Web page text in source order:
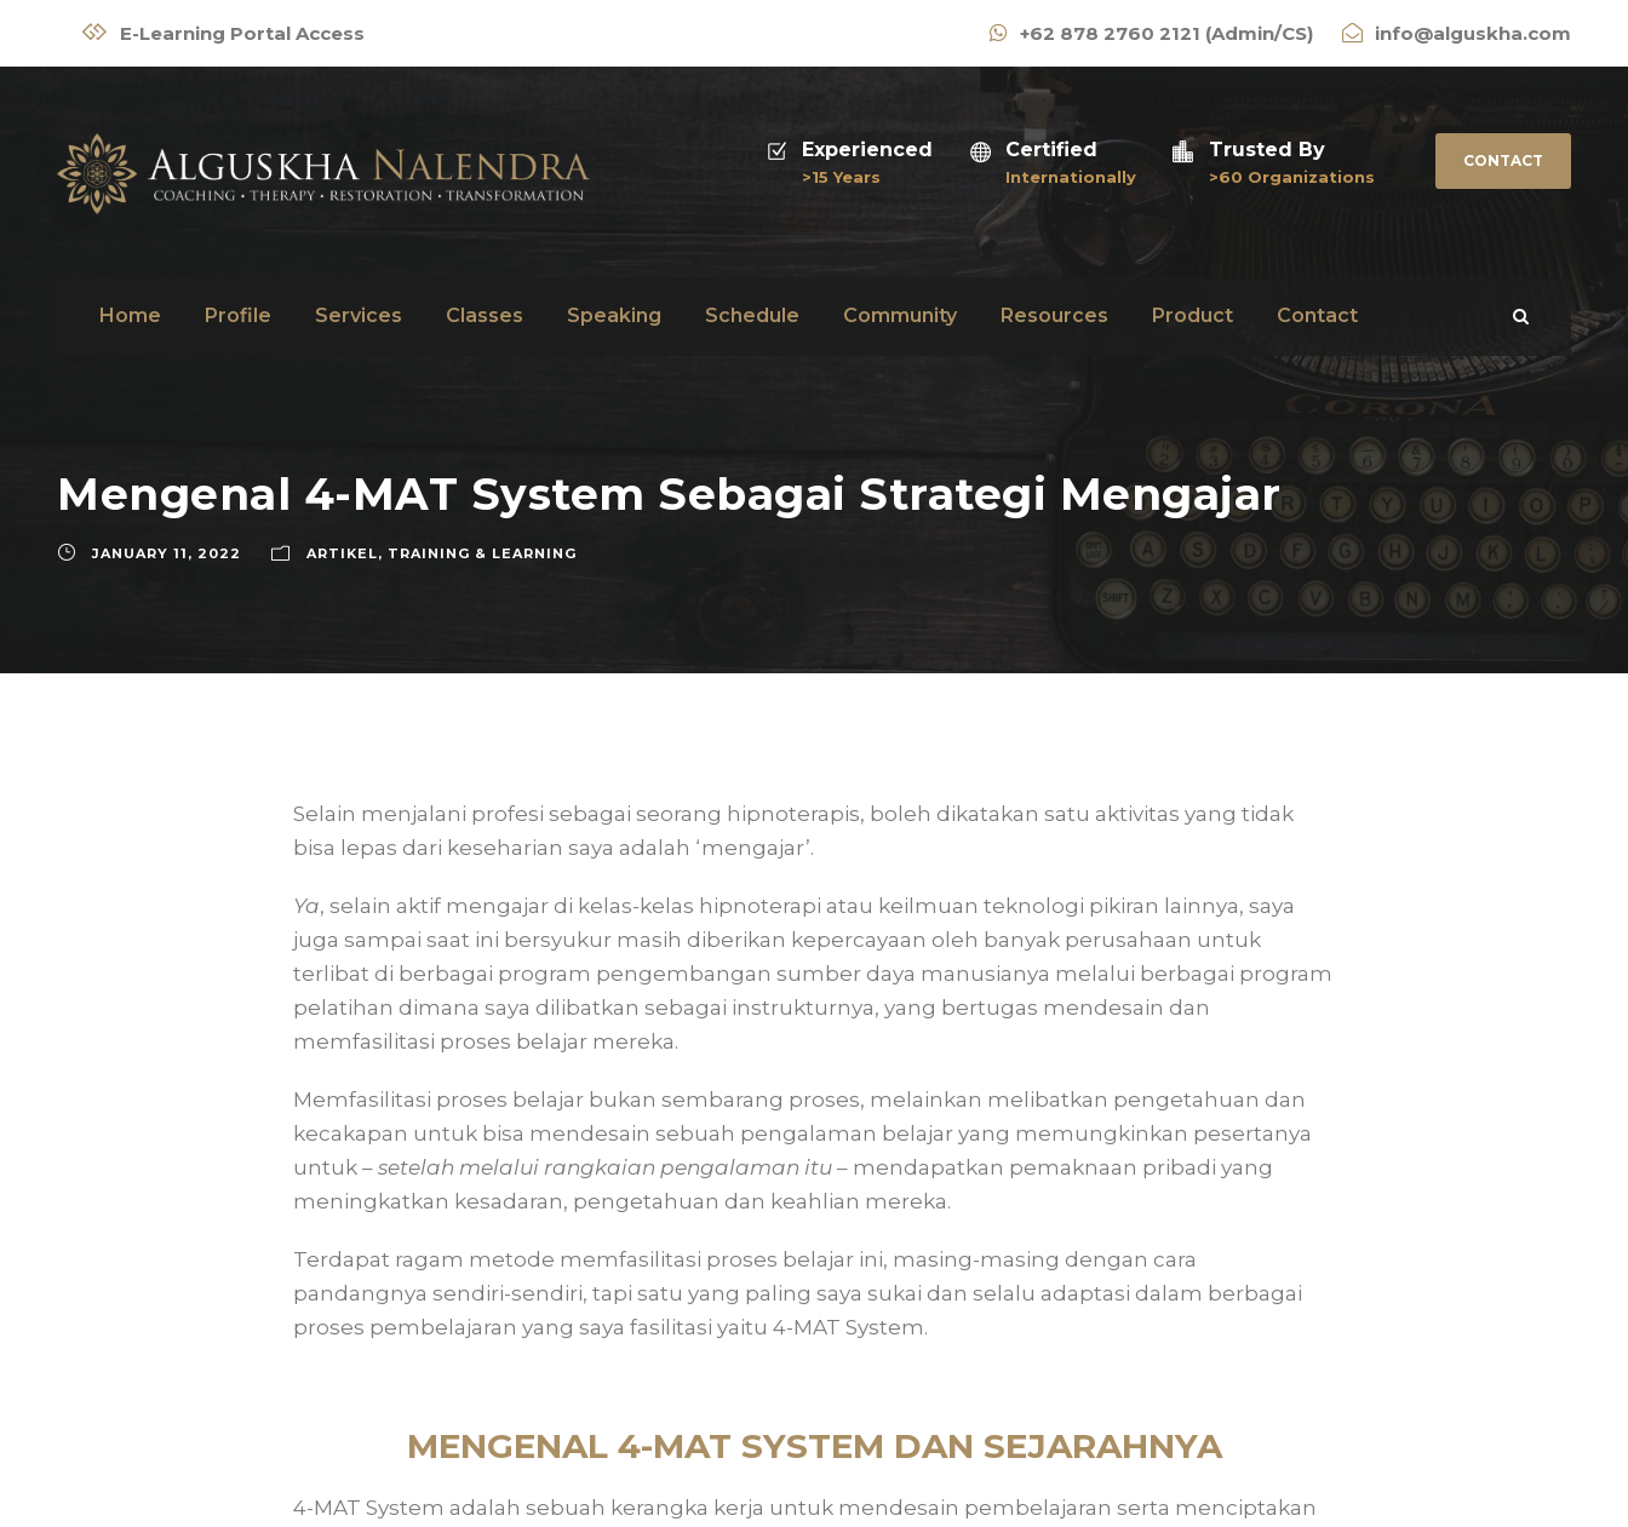
E-Learning Portal Access +62 878 2760 2121 (Admin/CS) info@alguskha.com
Experienced
>15 Years
Certified
Internationally
Trusted By
>60 Organizations
CONTACT
Home Profile Services Classes Speaking Schedule Community Resources Product Contact
Mengenal 4-MAT System Sebagai Strategi Mengajar
JANUARY 11, 2022 ARTIKEL, TRAINING & LEARNING
Selain menjalani profesi sebagai seorang hipnoterapis, boleh dikatakan satu aktivitas yang tidak
bisa lepas dari keseharian saya adalah ‘mengajar’.
Ya, selain aktif mengajar di kelas-kelas hipnoterapi atau keilmuan teknologi pikiran lainnya, saya
juga sampai saat ini bersyukur masih diberikan kepercayaan oleh banyak perusahaan untuk
terlibat di berbagai program pengembangan sumber daya manusianya melalui berbagai program
pelatihan dimana saya dilibatkan sebagai instrukturnya, yang bertugas mendesain dan
memfasilitasi proses belajar mereka.
Memfasilitasi proses belajar bukan sembarang proses, melainkan melibatkan pengetahuan dan
kecakapan untuk bisa mendesain sebuah pengalaman belajar yang memungkinkan pesertanya
untuk – setelah melalui rangkaian pengalaman itu – mendapatkan pemaknaan pribadi yang
meningkatkan kesadaran, pengetahuan dan keahlian mereka.
Terdapat ragam metode memfasilitasi proses belajar ini, masing-masing dengan cara
pandangnya sendiri-sendiri, tapi satu yang paling saya sukai dan selalu adaptasi dalam berbagai
proses pembelajaran yang saya fasilitasi yaitu 4-MAT System.
MENGENAL 4-MAT SYSTEM DAN SEJARAHNYA
4-MAT System adalah sebuah kerangka kerja untuk mendesain pembelajaran serta menciptakan